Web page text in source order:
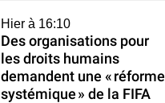
Hier à 16:10
Des organisations pour
les droits humains
demandent une « réforme
systémique » de la FIFA